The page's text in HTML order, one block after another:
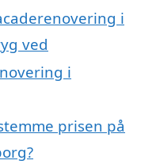
i
ved
i
prisen på